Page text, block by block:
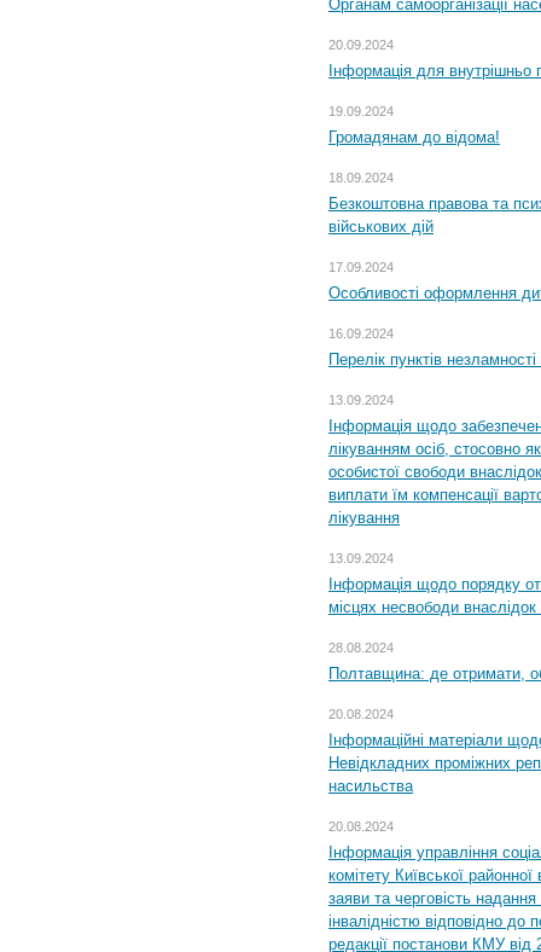
Органам самоорганізації
20.09.2024
Інформація для внутрішньо
19.09.2024
Громадянам до відома!
18.09.2024
Безкоштовна правова та
військових дій
17.09.2024
Особливості оформлення
16.09.2024
Перелік пунктів
13.09.2024
Інформація щодо
лікуванням осіб, стосовно
особистої свободи
виплати їм компенсації
лікування
13.09.2024
Інформація щодо порядку
місцях несвободи внаслідок
28.08.2024
Полтавщина: де отримати,
20.08.2024
Інформаційні матеріали
Невідкладних проміжних
насильства
20.08.2024
Інформація управління
комітету Київської
заяви та черговість надання
інвалідністю відповідно
редакції постанови КМУ